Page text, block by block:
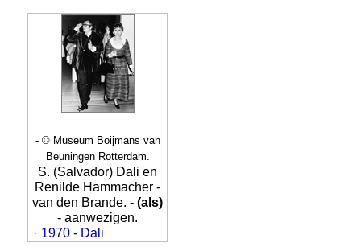
- © Museum Boijmans van
Beuningen Rotterdam.
S. (Salvador) Dali en
Renilde Hammacher -
van den Brande. - (als)
- aanwezigen.
· 1970 - Dali